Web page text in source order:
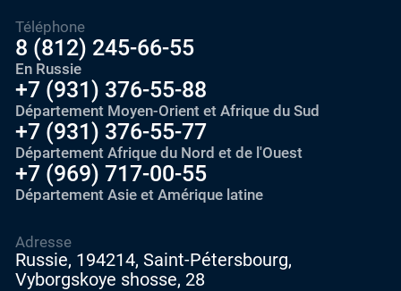
Téléphone
8 (812) 245-66-55
En Russie
+7 (931) 376-55-88
Département Moyen-Orient et Afrique du Sud
+7 (931) 376-55-77
Département Afrique du Nord et de l'Ouest
+7 (969) 717-00-55
Département Asie et Amérique latine
Adresse
Russie, 194214, Saint-Pétersbourg,
Vyborgskoye shosse, 28